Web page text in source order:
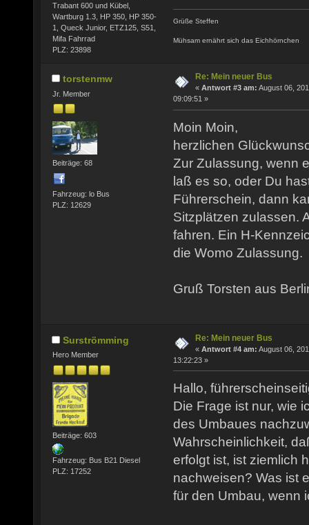
Trabant 600 und Kübel,
Wartburg 1.3, HP 350, HP 350-
1, Queck Junior, ETZ125, S51,
Mifa Fahrrad
PLZ: 23898
Grüße Steffen
Mühsam ernährt sich das Eichhörnchen
torstenmw
Jr. Member
Beiträge: 68
Fahrzeug: lo Bus
PLZ: 12629
Re: Mein neuer Bus
« Antwort #3 am: August 06,
09:09:51 »
Moin Moin,
herzlichen
Zur Zulassung, wenn
laß es so, oder Du
Führerschein, dann
Sitzplätzen zulassen.
fahren. Ein H-
die Womo Zulassung.
Gruß Torsten aus
Surströmming
Hero Member
Beiträge: 603
Fahrzeug: Bus B21 Diesel
PLZ: 17252
Re: Mein neuer Bus
« Antwort #4 am: August 06,
13:22:23 »
Hallo,
Die Frage ist nur, wie
des Umbaues
Wahrscheinlichkeit,
erfolgt ist, ist ziemlich
nachweisen? Was ist
für den Umbau, wenn